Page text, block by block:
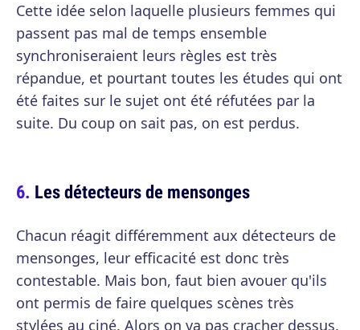
Cette idée selon laquelle plusieurs femmes qui
passent pas mal de temps ensemble
synchroniseraient leurs règles est très
répandue, et pourtant toutes les études qui ont
été faites sur le sujet ont été réfutées par la
suite. Du coup on sait pas, on est perdus.
Les détecteurs de mensonges
Chacun réagit différemment aux détecteurs de
mensonges, leur efficacité est donc très
contestable. Mais bon, faut bien avouer qu'ils
ont permis de faire quelques scènes très
stylées au ciné. Alors on va pas cracher dessus.